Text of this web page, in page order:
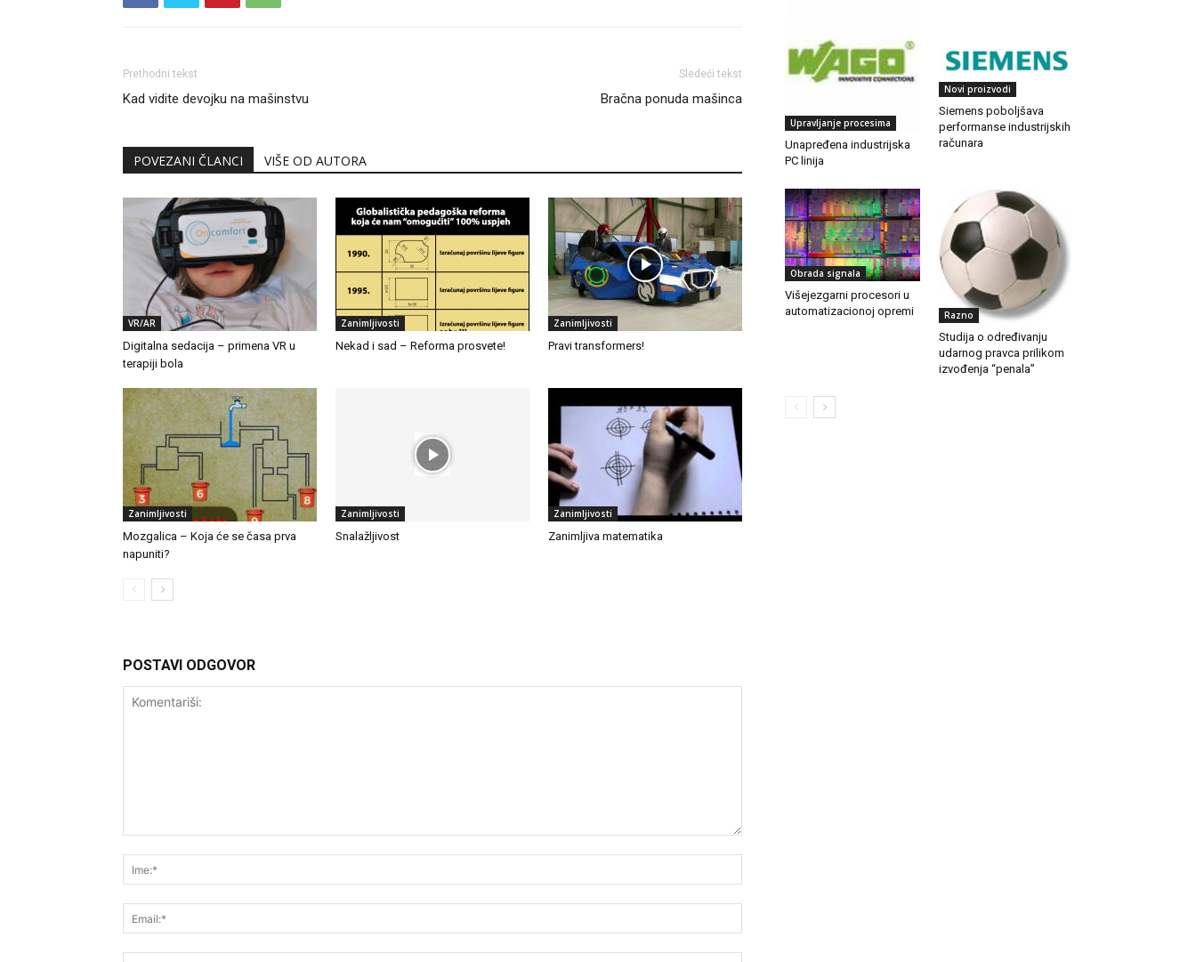
Prethodni tekst
Kad vidite devojku na mašinstvu
Sledeći tekst
Bračna ponuda mašinca
POVEZANI ČLANCI VIŠE OD AUTORA
VR/AR
Digitalna sedacija – primena VR u
terapiji bola
Zanimljivosti
Nekad i sad – Reforma prosvete!
Zanimljivosti
Pravi transformers!
Zanimljivosti
Mozgalica – Koja će se časa prva
napuniti?
Zanimljivosti
Snalažljivost
Zanimljivosti
Zanimljiva matematika
POSTAVI ODGOVOR
Upravljanje procesima
Unapređena industrijska
PC linija
Novi proizvodi
Siemens poboljšava
performanse industrijskih
računara
Obrada signala
Višejezgarni procesori u
automatizacionoj opremi
Razno
Studija o određivanju
udarnog pravca prilikom
izvođenja “penala”